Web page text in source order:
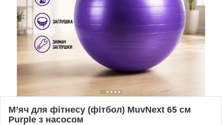
М’яч для фітнесу (фітбол) MuvNext 65 см
Purple з насосом